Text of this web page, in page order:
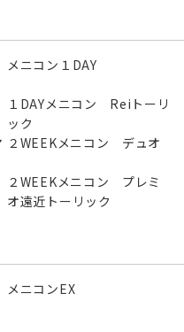
メニコン１DAY
１DAYメニコン Reiトーリ
ック
２WEEKメニコン デュオ
２WEEKメニコン プレミ
オ遠近トーリック
メニコンEX